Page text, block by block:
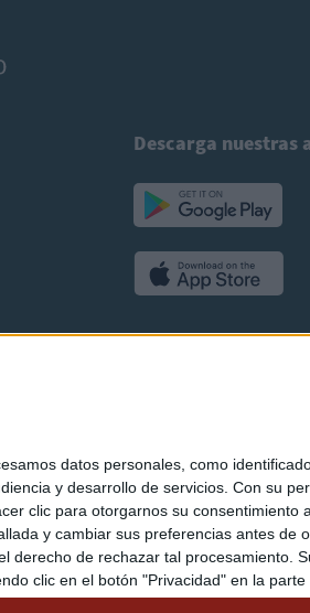
datos personales, como
y desarrollo de servicios. Con su
clic para otorgarnos su
y cambiar sus preferencias antes de
de rechazar tal procesamiento.
clic en el botón "Privacidad" en la parte
Descarga nuestras